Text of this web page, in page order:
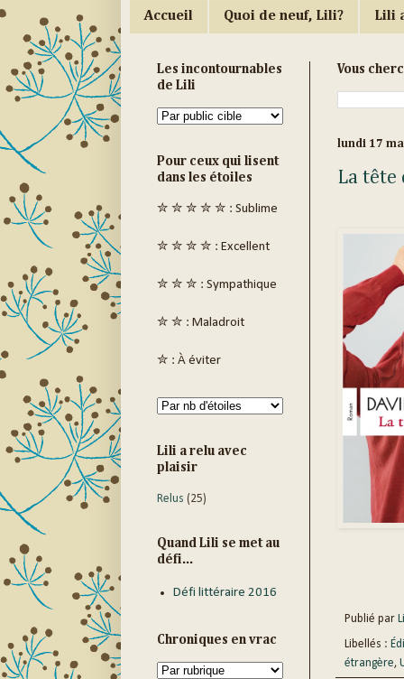
Accueil Quoi de neuf, Lili? Lili
Vous
lundi 17
La tête
Publié par
Libellés :
étrangère,
Les incontournables
de Lili
Pour ceux qui lisent
dans les étoiles
✮ ✮ ✮ ✮ ✮ : Sublime
✮ ✮ ✮ ✮ : Excellent
✮ ✮ ✮ : Sympathique
✮ ✮ : Maladroit
✮ : À éviter
Lili a relu avec
plaisir
Relus (25)
Quand Lili se met au
défi...
Défi littéraire 2016
Chroniques en vrac